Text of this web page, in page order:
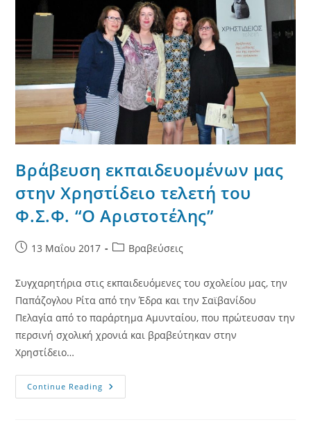
Βράβευση εκπαιδευομένων μας
στην Χρηστίδειο τελετή του
Φ.Σ.Φ. “Ο Αριστοτέλης”
Post13 Μαΐου 2017
PostΒραβεύσεις
Συγχαρητήρια στις εκπαιδευόμενες του σχολείου μας, την
Παπάζογλου Ρίτα από την Έδρα και την Σαϊβανίδου
Πελαγία από το παράρτημα Αμυνταίου, που πρώτευσαν την
περσινή σχολική χρονιά και βραβεύτηκαν στην
Χρηστίδειο…
Continue Reading Βράβευση
Εκπαιδευομένων